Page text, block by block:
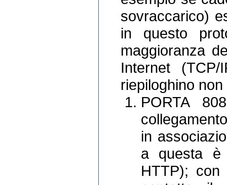
sovraccarico)
in questo
maggioranza
Internet
riepiloghino
PORTA
in
a questa
HTTP);